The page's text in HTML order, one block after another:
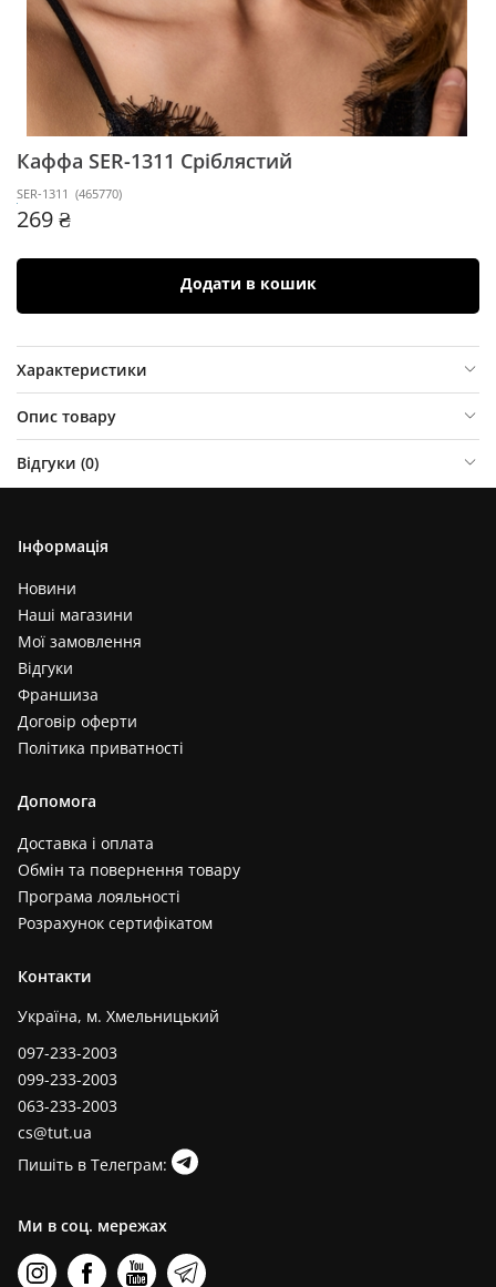
Каффа SER-1311 Сріблястий
SER-1311 (465770)
269 ₴
Додати в кошик
Характеристики
Опис товару
Відгуки (0)
Інформація
Новини
Наші магазини
Мої замовлення
Відгуки
Франшиза
Договір оферти
Політика приватності
Допомога
Доставка і оплата
Обмін та повернення товару
Програма лояльності
Розрахунок сертифікатом
Контакти
Україна, м. Хмельницький
097-233-2003
099-233-2003
063-233-2003
cs@tut.ua
Пишіть в Телеграм:
Ми в соц. мережах